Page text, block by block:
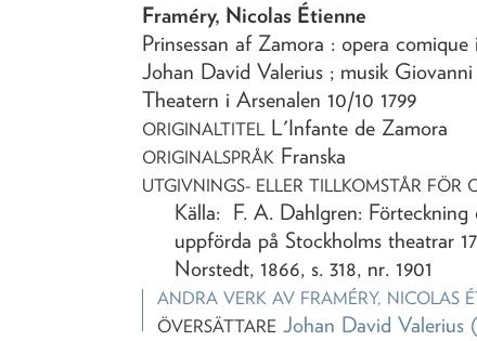
Framéry, Nicolas Étienne
Prinsessan af Zamora : opera comique
Johan David Valerius ; musik Giovanni
Theatern i Arsenalen 10/10 1799
ORIGINALTITEL L'Infante de Zamora
ORIGINALSPRÅK Franska
UTGIVNINGS- ELLER TILLKOMSTÅR FÖR
Källa: F. A. Dahlgren: Förteckning
uppförda på Stockholms theatrar
Norstedt, 1866, s. 318, nr. 1901
ANDRA VERK AV FRAMÉRY, NICOLAS
ÖVERSÄTTARE Johan David Valerius